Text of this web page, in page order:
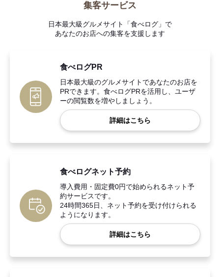
集客サービス
日本最大級グルメサイト「食べログ」で
あなたのお店への集客を支援します
食べログPR
日本最大級のグルメサイトであなたのお店を
PRできます。食べログPRを活用し、ユーザ
ーの閲覧数を増やしましょう。
詳細はこちら
食べログネット予約
導入費用・固定費0円で始められるネット予
約サービスです。
24時間365日、ネット予約を受け付けられる
ようになります。
詳細はこちら